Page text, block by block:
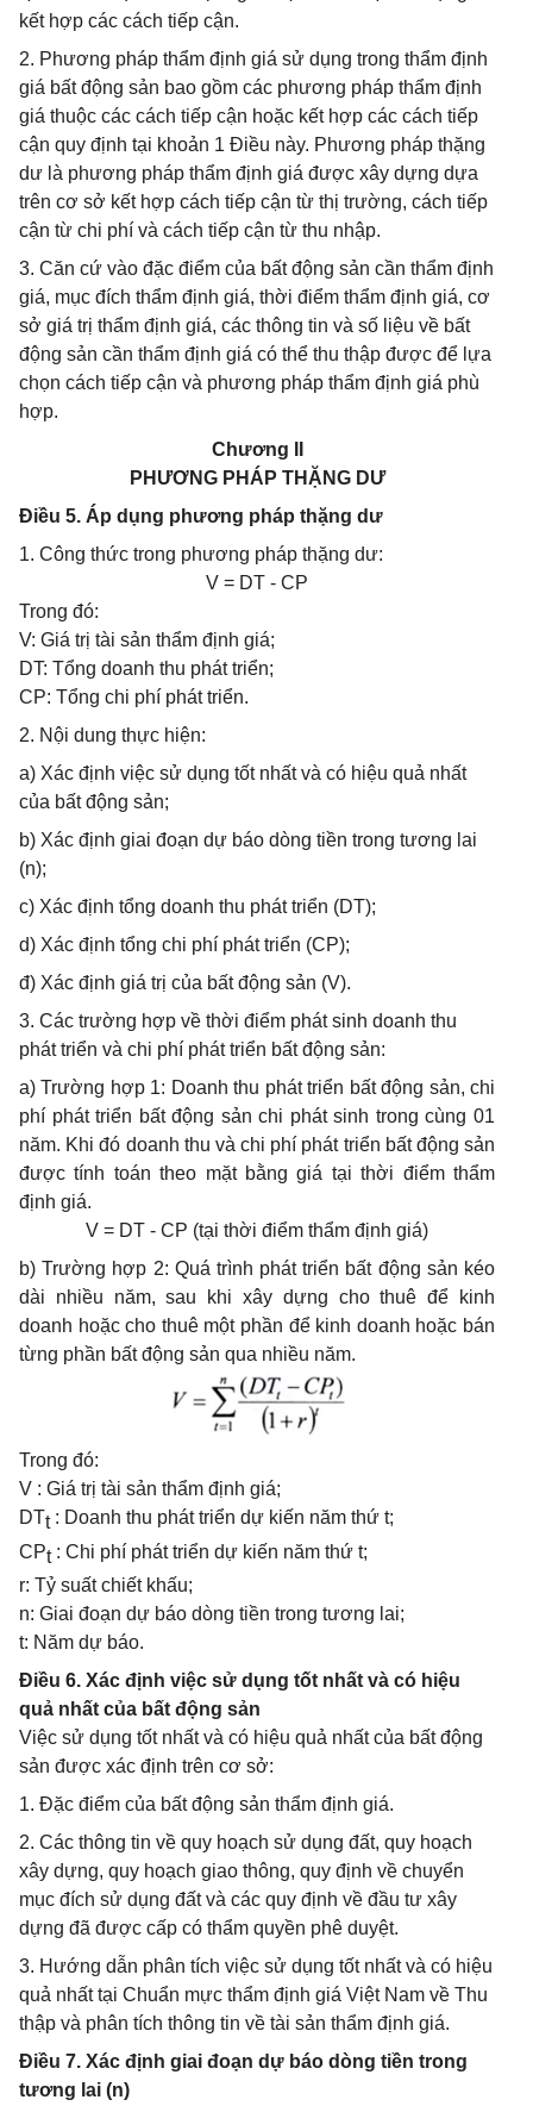
kết hợp các cách tiếp cận.
2. Phương pháp thẩm định giá sử dụng trong thẩm định
giá bất động sản bao gồm các phương pháp thẩm định
giá thuộc các cách tiếp cận hoặc kết hợp các cách tiếp
cận quy định tại khoản 1 Điều này. Phương pháp thặng
dư là phương pháp thẩm định giá được xây dựng dựa
trên cơ sở kết hợp cách tiếp cận từ thị trường, cách tiếp
cận từ chi phí và cách tiếp cận từ thu nhập.
3. Căn cứ vào đặc điểm của bất động sản cần thẩm định
giá, mục đích thẩm định giá, thời điểm thẩm định giá, cơ
sở giá trị thẩm định giá, các thông tin và số liệu về bất
động sản cần thẩm định giá có thể thu thập được để lựa
chọn cách tiếp cận và phương pháp thẩm định giá phù
hợp.
Chương II
PHƯƠNG PHÁP THẶNG DƯ
Điều 5. Áp dụng phương pháp thặng dư
1. Công thức trong phương pháp thặng dư:
V = DT - CP
Trong đó:
V: Giá trị tài sản thẩm định giá;
DT: Tổng doanh thu phát triển;
CP: Tổng chi phí phát triển.
2. Nội dung thực hiện:
a) Xác định việc sử dụng tốt nhất và có hiệu quả nhất
của bất động sản;
b) Xác định giai đoạn dự báo dòng tiền trong tương lai
(n);
c) Xác định tổng doanh thu phát triển (DT);
d) Xác định tổng chi phí phát triển (CP);
đ) Xác định giá trị của bất động sản (V).
3. Các trường hợp về thời điểm phát sinh doanh thu
phát triển và chi phí phát triển bất động sản:
a)Trường hợp 1: Doanh thu phát triển bấtđộng sản, chi
phí phát triển bất động sản chi phát sinh trong cùng 01
năm. Khi đó doanh thu và chi phí phát triển bấtđộng sản
được tính toán theo mặt bằng giá tại thời điểm thẩm
định giá.
V = DT - CP (tại thời điểm thẩm định giá)
b)Trường hợp 2: Quá trình phát triển bất động sản kéo
dài nhiều năm, sau khi xây dựng cho thuêđể kinh
doanh hoặc cho thuê một phần để kinh doanh hoặc bán
từng phần bất động sản qua nhiều năm.
Trong đó:
V : Giá trị tài sản thẩm định giá;
DTt: Doanh thu phát triển dự kiến năm thứ t;
CPt: Chi phí phát triển dự kiến năm thứ t;
r: Tỷ suất chiết khấu;
n: Giai đoạn dự báo dòng tiền trong tương lai;
t: Năm dự báo.
Điều 6. Xác định việc sử dụng tốt nhất và có hiệu
quả nhất của bất động sản
Việc sử dụng tốt nhất và có hiệu quả nhất của bất động
sản được xác định trên cơ sở:
1. Đặc điểm của bất động sản thẩm định giá.
2. Các thông tin về quy hoạch sử dụng đất, quy hoạch
xây dựng, quy hoạch giao thông, quy định về chuyển
mục đích sử dụng đất và các quy định về đầu tư xây
dựng đã được cấp có thẩm quyền phê duyệt.
3. Hướng dẫn phân tích việc sử dụng tốt nhất và có hiệu
quả nhất tại Chuẩn mực thẩm định giá Việt Nam về Thu
thập và phân tích thông tin về tài sản thẩm định giá.
Điều 7. Xác định giai đoạn dự báo dòng tiền trong
tương lai (n)